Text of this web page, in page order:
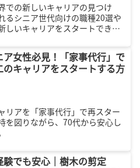
での新しいキャリアの見つけ
るシニア世代向けの職種20選や
しいキャリアをスタートできる
ア女性必見！「家事代行」で
のキャリアをスタートする方
リアを「家事代行」で再スター
を図りながら、70代から安心し
験でも安心｜樹木の剪定